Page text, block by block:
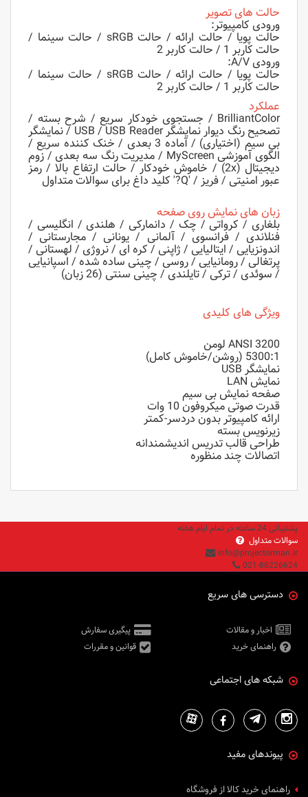
حالت های تصویر
ورودی کامپیوتر:
حالت پویا / حالت ارائه / حالت sRGB / حالت سینما /
حالت کاربر 1 / حالت کاربر 2
ورودی A/V:
حالت پویا / حالت ارائه / حالت sRGB / حالت سینما /
حالت کاربر 1 / حالت کاربر 2
عملکرد
BrilliantColor / جستجوی خودکار سریع / شرح بسته /
تصحیح رنگ دیوار نمایشگر USB / USB Reader / نمایشگر
بی سیم (اختیاری) / آماده 3 بعدی / خنک کننده سریع /
الگوی آموزشی MyScreen / مدیریت رنگ سه بعدی / زوم
دیجیتال (2x) / خاموش خودکار / حالت ارتفاع بالا / رمز
عبور امنیتی / فریز / 'Q?' کلید داغ برای سوالات متداول
زبان های نمایش روی صفحه
بلغاری / کرواتی / چک / دانمارکی / هلندی / انگلیسی /
فنلاندی / فرانسوی / آلمانی / یونانی / مجارستانی /
اندونزیایی / ایتالیایی / ژاپنی / کره ای / نروژی / لهستانی /
پرتغالی / رومانیایی / روسی / چینی ساده شده / اسپانیایی
/ سوئدی / ترکی / تایلندی / چینی سنتی (26 زبان)
ویژگی های کلیدی
3200 ANSI لومن
5300:1 (روشن/خاموش کامل)
نمایشگر USB
نمایش LAN
صفحه نمایش بی سیم
قدرت صوتی میکروفون 10 وات
ارائه کامپیوتر بدون دردسر-کمتر
زیرنویس بسته
طراحی قالب تدریس اندیشمندانه
اتصالات چند منظوره
پشتیبانی 24 ساعته در تمام ایام هفته
سوالات متداول
info@projectorman.ir
021-88226624
دسترسی های سریع
اخبار و مقالات
پیگیری سفارش
راهنمای خرید
قوانین و مقررات
شبکه های اجتماعی
پیوندهای مفید
راهنمای خرید کالا از فروشگاه